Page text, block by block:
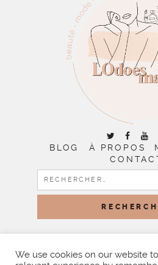
BLOG À PROPOS
BY LITTLE
We use cookies on our website